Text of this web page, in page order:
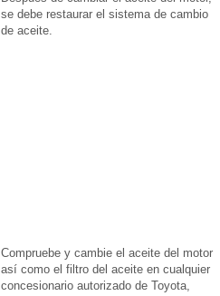
se debe restaurar el sistema de cambio
de aceite.
Compruebe y cambie el aceite del motor
así como el filtro del aceite en cualquier
concesionario autorizado de Toyota,